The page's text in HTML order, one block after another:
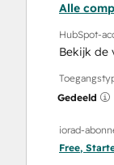
Alle
HubSpot-
Bekijk de
Gedeeld
iorad-
Free,